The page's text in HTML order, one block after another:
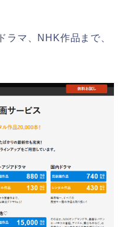
ラマ、NHK作品まで、